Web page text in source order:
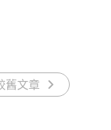
舊文章